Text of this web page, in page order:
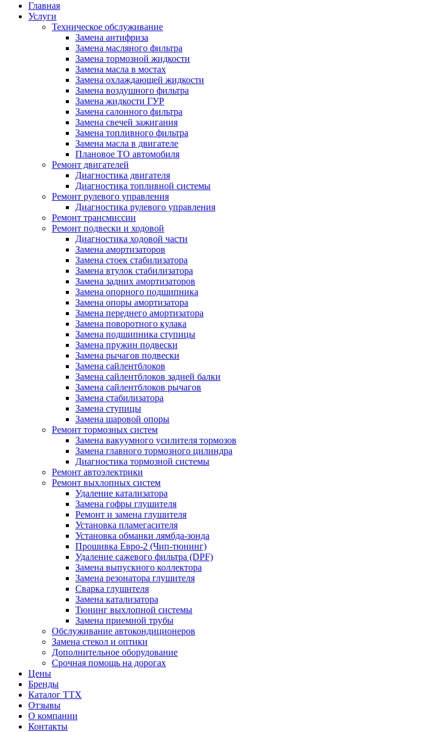
Главная
Услуги
Техническое обслуживание
Замена антифриза
Замена масляного фильтра
Замена тормозной жидкости
Замена масла в мостах
Замена охлаждающей жидкости
Замена воздушного фильтра
Замена жидкости ГУР
Замена салонного фильтра
Замена свечей зажигания
Замена топливного фильтра
Замена масла в двигателе
Плановое ТО автомобиля
Ремонт двигателей
Диагностика двигателя
Диагностика топливной системы
Ремонт рулевого управления
Диагностика рулевого управления
Ремонт трансмиссии
Ремонт подвески и ходовой
Диагностика ходовой части
Замена амортизаторов
Замена стоек стабилизатора
Замена втулок стабилизатора
Замена задних амортизаторов
Замена опорного подшипника
Замена опоры амортизатора
Замена переднего амортизатора
Замена поворотного кулака
Замена подшипника ступицы
Замена пружин подвески
Замена рычагов подвески
Замена сайлентблоков
Замена сайлентблоков задней балки
Замена сайлентблоков рычагов
Замена стабилизатора
Замена ступицы
Замена шаровой опоры
Ремонт тормозных систем
Замена вакуумного усилителя тормозов
Замена главного тормозного цилиндра
Диагностика тормозной системы
Ремонт автоэлектрики
Ремонт выхлопных систем
Удаление катализатора
Замена гофры глушителя
Ремонт и замена глушителя
Установка пламегасителя
Установка обманки лямбда-зонда
Прошивка Евро-2 (Чип-тюнинг)
Удаление сажевого фильтра (DPF)
Замена выпускного коллектора
Замена резонатора глушителя
Сварка глушителя
Замена катализатора
Тюнинг выхлопной системы
Замена приемной трубы
Обслуживание автокондиционеров
Замена стекол и оптики
Дополнительное оборудование
Срочная помощь на дорогах
Цены
Бренды
Каталог ТТХ
Отзывы
О компании
Контакты